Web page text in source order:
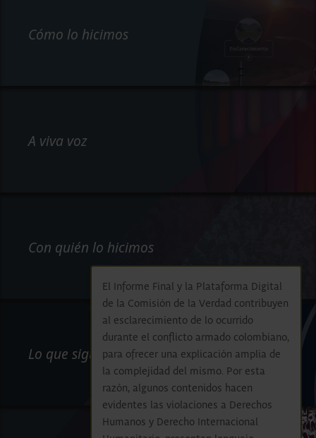
Cómo lo hicimos
A viva voz
Con quién lo hicimos
Lo que sigue
El Informe Final y la Plataforma Digital
de la Comisión de la Verdad contribuyen
al esclarecimiento de lo ocurrido
durante el conflicto armado colombiano,
para ofrecer una explicación amplia de
la complejidad del mismo. Por esta
razón, algunos contenidos hacen
evidentes las violaciones a Derechos
Humanos y Derecho Internacional